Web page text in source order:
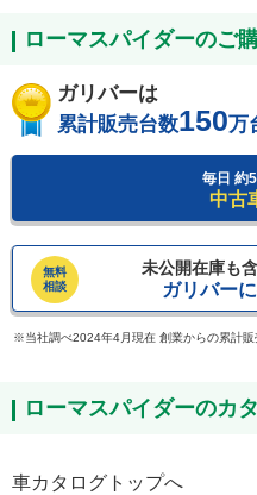
ローマスパイダーのご
ガリバーは
累計販売台数150万
毎日 約
中古
無料
相談
未公開在庫も
ガリバー
当社調べ2024年4月現在 創業からの累計販
ローマスパイダーのカ
車カタログトップへ